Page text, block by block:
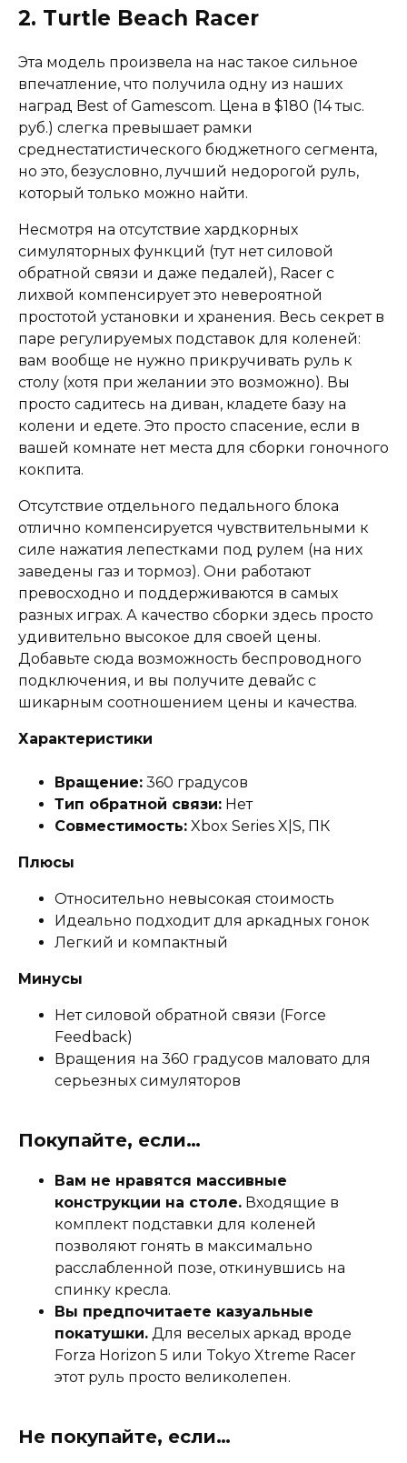
2. Turtle Beach Racer
Эта модель произвела на нас такое сильное
впечатление, что получила одну из наших
наград Best of Gamescom. Цена в $180 (14 тыс.
руб.) слегка превышает рамки
среднестатистического бюджетного сегмента,
но это, безусловно, лучший недорогой руль,
который только можно найти.
Несмотря на отсутствие хардкорных
симуляторных функций (тут нет силовой
обратной связи и даже педалей), Racer с
лихвой компенсирует это невероятной
простотой установки и хранения. Весь секрет в
паре регулируемых подставок для коленей:
вам вообще не нужно прикручивать руль к
столу (хотя при желании это возможно). Вы
просто садитесь на диван, кладете базу на
колени и едете. Это просто спасение, если в
вашей комнате нет места для сборки гоночного
кокпита.
Отсутствие отдельного педального блока
отлично компенсируется чувствительными к
силе нажатия лепестками под рулем (на них
заведены газ и тормоз). Они работают
превосходно и поддерживаются в самых
разных играх. А качество сборки здесь просто
удивительно высокое для своей цены.
Добавьте сюда возможность беспроводного
подключения, и вы получите девайс с
шикарным соотношением цены и качества.
Характеристики
Вращение: 360 градусов
Тип обратной связи: Нет
Совместимость: Xbox Series X|S, ПК
Плюсы
Относительно невысокая стоимость
Идеально подходит для аркадных гонок
Легкий и компактный
Минусы
Нет силовой обратной связи (Force
Feedback)
Вращения на 360 градусов маловато для
серьезных симуляторов
Покупайте, если…
Вам не нравятся массивные
конструкции на столе. Входящие в
комплект подставки для коленей
позволяют гонять в максимально
расслабленной позе, откинувшись на
спинку кресла.
Вы предпочитаете казуальные
покатушки. Для веселых аркад вроде
Forza Horizon 5 или Tokyo Xtreme Racer
этот руль просто великолепен.
Не покупайте, если…